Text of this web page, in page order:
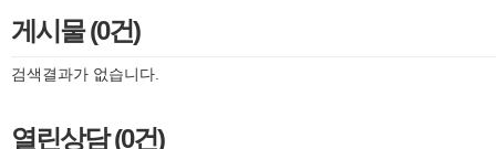
게시물 (0건)
검색결과가 없습니다.
열린상담 (0건)